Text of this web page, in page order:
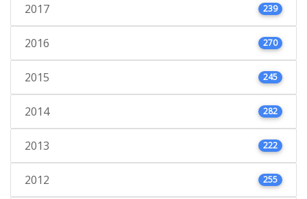
2017 239
2016 270
2015 245
2014 282
2013 222
2012 255